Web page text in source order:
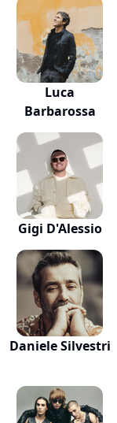
Luca
Barbarossa
Gigi D'Alessio
Daniele Silvestri